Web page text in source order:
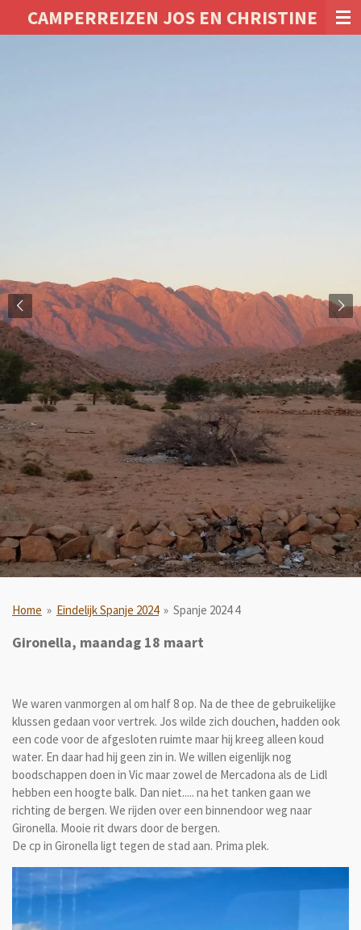
direct
CAMPERREIZEN JOS EN CHRISTINE
Home » Eindelijk Spanje 2024 » Spanje 2024 4
Gironella, maandag 18 maart
We waren vanmorgen al om half 8 op. Na de thee de gebruikelijke
klussen gedaan voor vertrek. Jos wilde zich douchen, hadden ook
een code voor de afgesloten ruimte maar hij kreeg alleen koud
water. En daar had hij geen zin in. We willen eigenlijk nog
boodschappen doen in Vic maar zowel de Mercadona als de Lidl
hebben een hoogte balk. Dan niet..... na het tanken gaan we
richting de bergen. We rijden over een binnendoor weg naar
Gironella. Mooie rit dwars door de bergen.
De cp in Gironella ligt tegen de stad aan. Prima plek.